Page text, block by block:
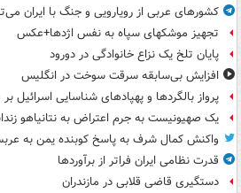
کشورهای عربی از رویارویی و جنگ با ایران
تجهیز موشکهای سپاه به نفس اژدها+عکس
پایان تلخ یک نزاع خانوادگی در دورود
افزایش بی‌سابقه سرقت سوخت در انگلیس
پرواز بالگردها و پهپادهای شناسایی اسرائیل بر
یک صهیونیست به جرم اعتراض به نتانیاهو
واکنش کمال شرف به پاسخ کوبنده یمن به
قدرت نظامی ایران فراتر از برآوردها
دستگیری قاضی قلابی در مازندران